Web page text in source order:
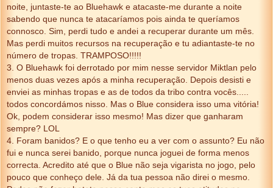
noite, juntaste-te ao Bluehawk e atacaste-me durante a noite
sabendo que nunca te atacaríamos pois ainda te queríamos
connosco. Sim, perdi tudo e andei a recuperar durante um mês.
Mas perdi muitos recursos na recuperação e tu adiantaste-te no
número de tropas. TRAMPOSO!!!!!
3. O Bluehawk foi derrotado por mim nesse servidor Miktlan pelo
menos duas vezes após a minha recuperação. Depois desisti e
enviei as minhas tropas e as de todos da tribo contra vocês.....
todos concordámos nisso. Mas o Blue considera isso uma vitória!
Ok, podem considerar isso mesmo! Mas dizer que ganharam
sempre? LOL
4. Foram banidos? E o que tenho eu a ver com o assunto? Eu não
fui e nunca serei banido, porque nunca joguei de forma menos
correcta. Acredito até que o Blue não seja vigarista no jogo, pelo
pouco que conheço dele. Já da tua pessoa não direi o mesmo.